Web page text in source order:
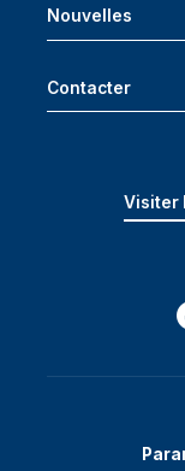
Nouvelles
Contacter
Visiter